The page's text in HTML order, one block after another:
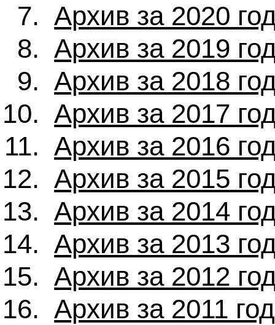
Архив за 2020
Архив за 2019
Архив за 2018
Архив за 2017
Архив за 2016
Архив за 2015
Архив за 2014
Архив за 2013
Архив за 2012
Архив за 2011 год